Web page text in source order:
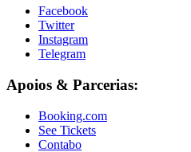
Facebook
Twitter
Instagram
Telegram
Apoios & Parcerias:
Booking.com
See Tickets
Contabo